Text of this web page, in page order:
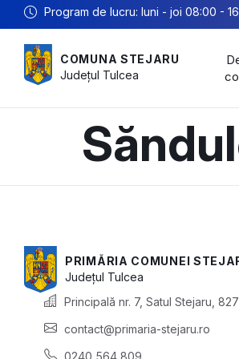
Program de lucru: luni - joi 08:00 -
COMUNA STEJARU
Județul Tulcea
PRIMĂRIA COMUNEI
Județul Tulcea
Principală nr. 7, Satul Stejaru,
contact@primaria-stejaru.ro
0240 564 809